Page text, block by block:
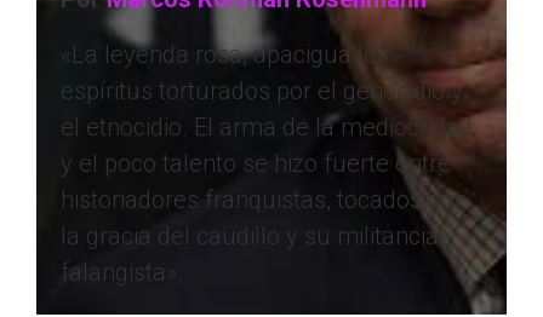
«La leyenda rosa, apacigua los
espíritus torturados por el genocidio y
el etnocidio. El arma de la mediocridad
y el poco talento se hizo fuerte entre
historiadores franquistas, tocados por
la gracia del caudillo y su militancia
falangista».